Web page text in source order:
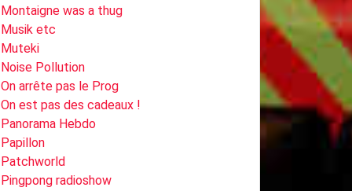
Montaigne was a thug
Musik etc
Muteki
Noise Pollution
On arrête pas le Prog
On est pas des cadeaux !
Panorama Hebdo
Papillon
Patchworld
Pingpong radioshow